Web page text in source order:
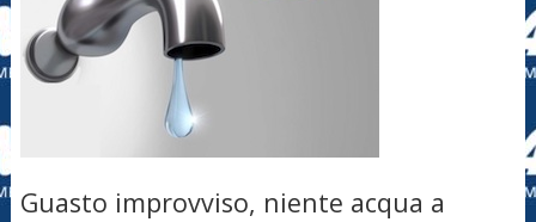
Guasto improvviso, niente acqua a